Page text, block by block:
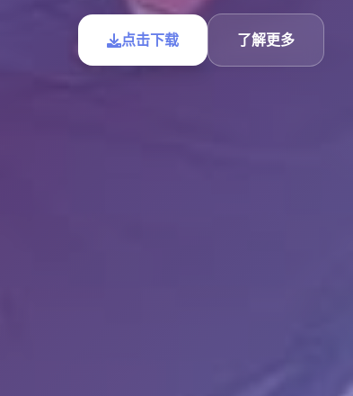
点击下载 了解更多